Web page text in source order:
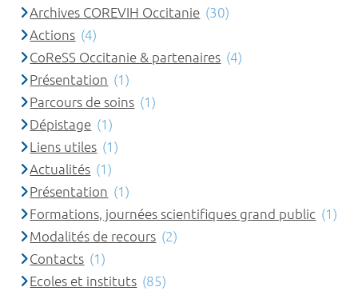
Archives COREVIH Occitanie (30)
Actions (4)
CoReSS Occitanie & partenaires (4)
Présentation (1)
Parcours de soins (1)
Dépistage (1)
Liens utiles (1)
Actualités (1)
Présentation (1)
Formations, journées scientifiques grand public (1)
Modalités de recours (2)
Contacts (1)
Ecoles et instituts (85)